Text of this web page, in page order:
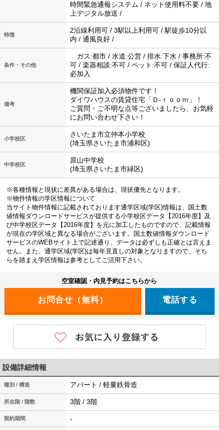
時間緊急通報システム / ネット使用料不要 / 地
上デジタル放送 /
特徴
2沿線利用可 / 3駅以上利用可 / 駅徒歩10分以
内 / 通風良好 /
条件・その他
ガス:都市 / 水道:公営 / 排水:下水 / 事務所:不
可 / 楽器相談:不可 / ペット:不可 / 保証人代行:
必加入
備考
機関保証加入必須物件です！
ダイワハウスの賃貸住宅「Ｄ‐ｒｏｏｍ」！
ご質問・ご不明な点等ございましたら、お気軽
にお問い合わせ下さい！
小学校区
さいたま市立仲本小学校
(埼玉県さいたま市浦和区)
中学校区
原山中学校
(埼玉県さいたま市緑区)
※各種情報と現状に差異がある場合は、現状優先となります。
※物件情報の学区情報について
当サイト物件情報に記載されております通学区域(学区)情報は、国土数
値情報ダウンロードサービスが提供する小学校区データ【2016年度】及
び中学校区データ【2016年度】を元に加工したものですので、記載情報
が現在の学区域と異なる場合がございます。国土数値情報ダウンロード
サービスのWEBサイト上で記述通り、データは必ずしも正確とは言えま
せん。また、通学区域(学区)は毎年見直しの対象となりますので、そち
らを踏まえ学区情報は参考としてご活用下さい。
空室確認・内見予約はこちらから
電話する
設備詳細情報
種別 / 構造 アパート / 軽量鉄骨造
所在階 / 階数 3階 / 3階
契約期間 -